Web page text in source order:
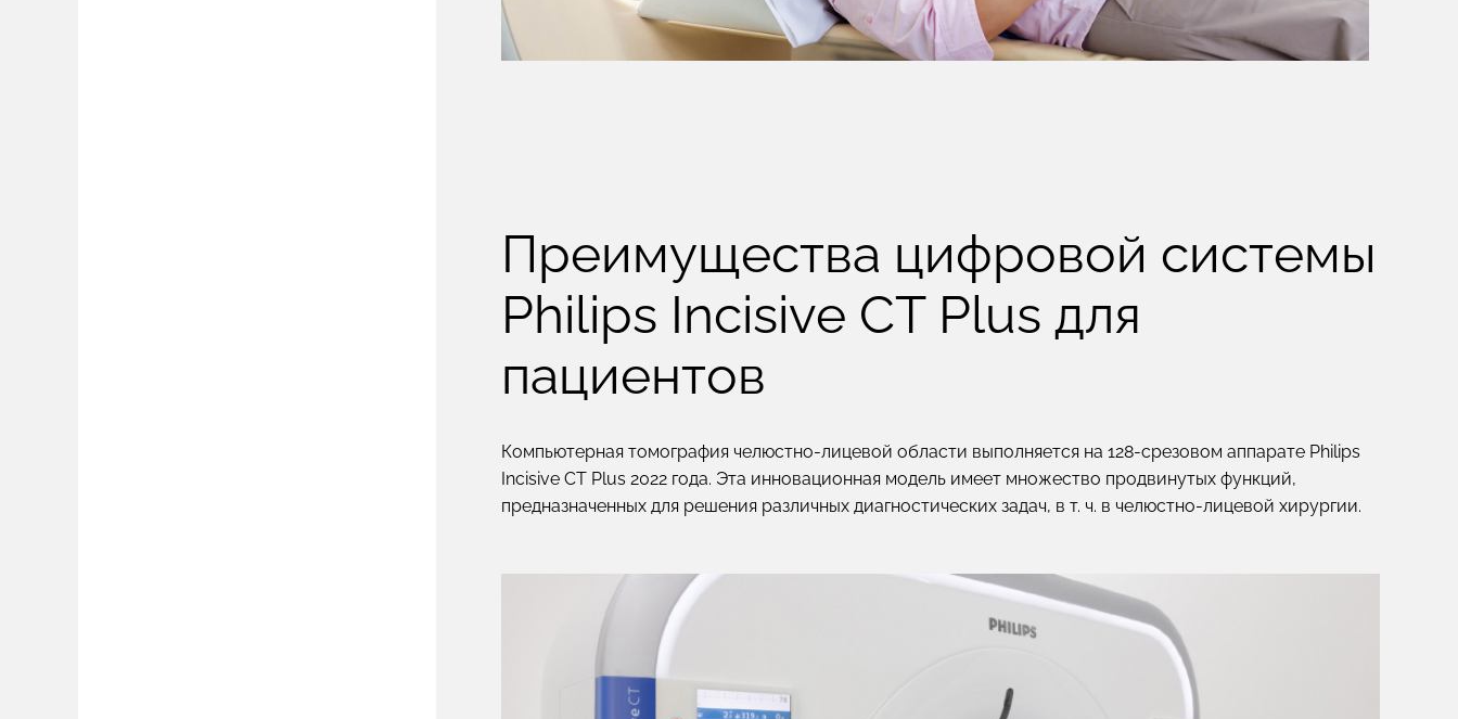
Преимущества цифровой системы
Philips Incisive CT Plus для
пациентов
Компьютерная томография челюстно-лицевой области выполняется на 128-срезовом аппарате Philips
Incisive CT Plus 2022 года. Эта инновационная модель имеет множество продвинутых функций,
предназначенных для решения различных диагностических задач, в т. ч. в челюстно-лицевой хирургии.